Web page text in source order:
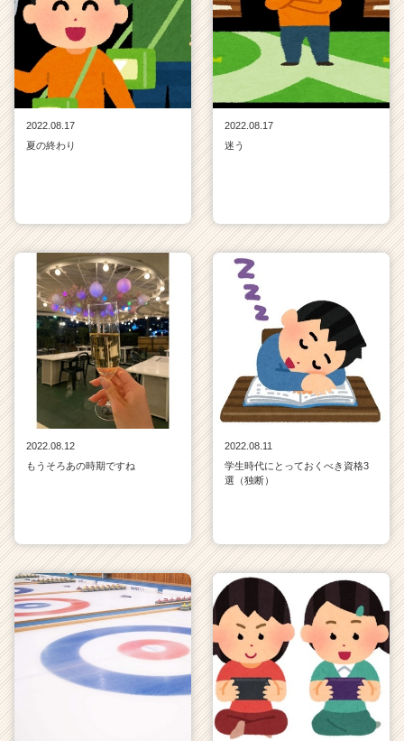
2022.08.17
夏の終わり
2022.08.17
迷う
2022.08.12
もうそろあの時期ですね
2022.08.11
学生時代にとっておくべき資格3
選（独断）